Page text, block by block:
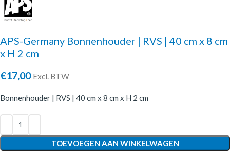
APS-Germany Bonnenhouder | RVS | 40 cm x 8 cm
x H 2 cm
€17,00 Excl. BTW
Bonnenhouder | RVS | 40 cm x 8 cm x H 2 cm
TOEVOEGEN AAN WINKELWAGEN